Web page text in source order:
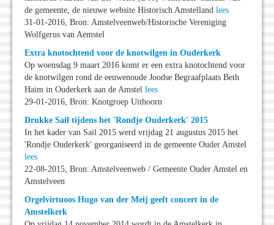
de gemeente, de nieuwe website Historisch Amstelland lees
31-01-2016, Bron: Amstelveenweb/Historische Vereniging
Wolfgerus van Aemstel
Extra knotochtend voor de knotwilgen in Ouderkerk
Op woensdag 9 maart 2016 komt er een extra knotochtend voor
de knotwilgen rond de eeuwenoude Joodse Begraafplaats Beth
Haim in Ouderkerk aan de Amstel lees
29-01-2016, Bron: Knotgroep Uithoorn
Drukke Sail tijdens het 'Rondje Ouderkerk' 2015
In het kader van Sail 2015 werd vrijdag 21 augustus 2015 het
'Rondje Ouderkerk' georganiseerd in de gemeente Ouder Amstel
lees
22-08-2015, Bron: Amstelveenweb / Gemeente Ouder Amstel en
Amstelveen
Orgelvirtuoos Hugo van der Meij geeft concert in de
Amstelkerk